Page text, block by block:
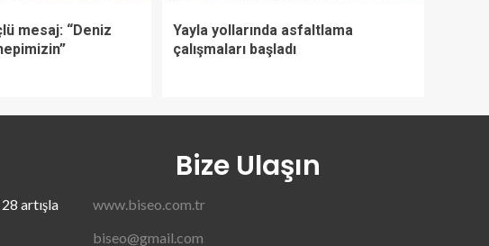
mesaj: “Deniz
Yayla yollarında asfaltlama
çalışmaları başladı
artışla
Bize Ulaşın
www.biseo.com.tr
biseo@gmail.com